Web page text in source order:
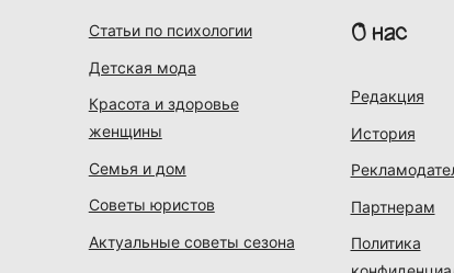
Статьи по психологии
Детская мода
Красота и здоровье
женщины
Семья и дом
Советы юристов
Актуальные советы сезона
О нас
Редакция
История
Партнерам
Политика